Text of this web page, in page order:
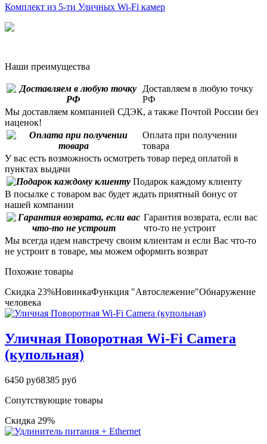
Комплект из 5-ти Уличных Wi-Fi камер
Наши преимущества
Доставляем в любую точку
РФ
Мы доставляем компанией СДЭК, а также Почтой России без
наценок!
Оплата при получении
товара
У вас есть возможность осмотреть товар перед оплатой в
пунктах выдачи
Подарок каждому клиенту
В посылке с товаром вас будет ждать приятный бонус от
нашей компании
Гарантия возврата, если вас
что-то не устроит
Мы всегда идем навстречу своим клиентам и если Вас что-то
не устроит в товаре, мы можем оформить возврат
Похожие товары
Скидка 23%НовинкаФункция "Автослежение"Обнаружение
человека
Уличная Поворотная Wi-Fi Camera
(купольная)
6450 руб8385 руб
Сопутствующие товары
Скидка 29%